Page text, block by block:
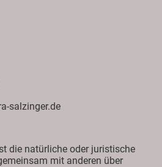
salzinger.de
die natürliche oder juristische
mit anderen über